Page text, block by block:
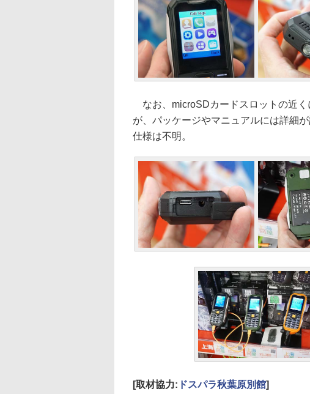
なお、microSDカードスロットの近く
が、パッケージやマニュアルには詳細
仕様は不明。
[取材協力: ドスパラ秋葉原別館]